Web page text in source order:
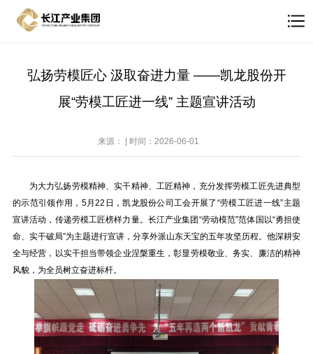
弘扬劳模匠心 汲取奋进力量 ——凯龙股份开
展“劳模工匠进一线” 主题宣讲活动
来源： | 时间：2026-06-01
为大力弘扬劳模精神、实干精神、工匠精神，充分发挥劳模工匠先进典型
的示范引领作用，5月22日，凯龙股份公司工会开展了“劳模工匠进一线”主题
宣讲活动，传递劳模工匠榜样力量。长江产业集团“劳动模范”范体国以“勇担使
命、实干破局”为主题进行宣讲，分享外派山东天宝的五年攻坚历程。他深耕安
全与经营，以实干担当带领企业涅槃重生，彰显劳模敬业、务实、廉洁的精神
风貌，为全员树立奋进标杆。